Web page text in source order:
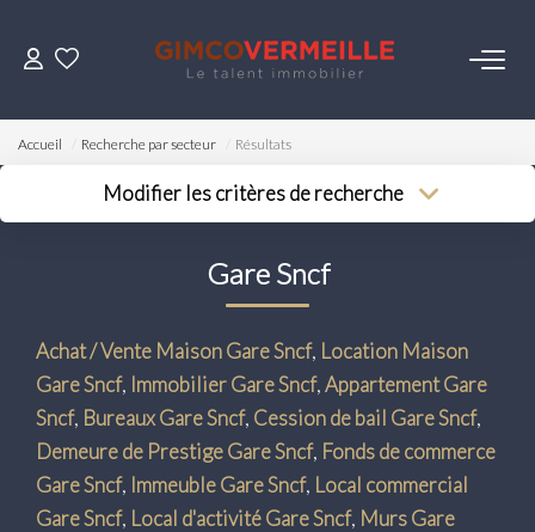
ACHETER
VENDRE
LOUER
NOS SERVICES
Gestion
Syndic
Accueil Recherche par secteur Résultats
Modifier les critères de recherche
Surface min
Plus de critères
Créer une alerte
Gare Sncf
Achat / Vente Maison Gare Sncf, Location Maison
Gare Sncf, Immobilier Gare Sncf,Appartement Gare
Sncf, Bureaux Gare Sncf, Cession de bail Gare Sncf,
Demeure de Prestige Gare Sncf, Fonds de commerce
Gare Sncf, Immeuble Gare Sncf, Local commercial
Gare Sncf, Local d'activité Gare Sncf, Murs Gare